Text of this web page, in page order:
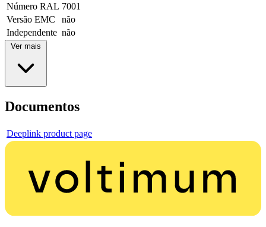
Número RAL 7001
Versão EMC
não
Independente não
Ver mais
Documentos
Deeplink product page